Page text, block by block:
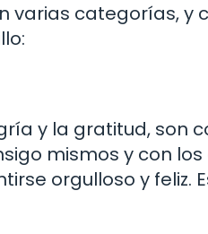
varias categorías, y
y la gratitud, son
mismos y con
orgulloso y feliz.